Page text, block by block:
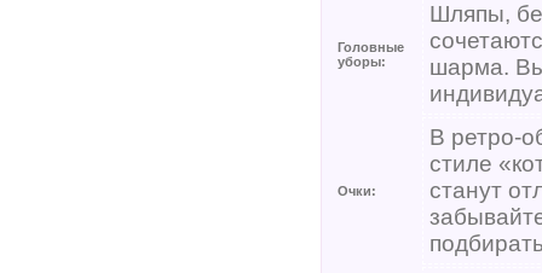
Головные
уборы:
Шляпы,
шарма.
Очки:
В ретро-
стиле
станут